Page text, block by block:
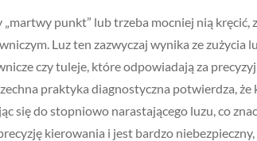
punkt” lub trzeba mocniej nią kręcić,
Luz ten zazwyczaj wynika ze zużycia
czy tuleje, które odpowiadają za
praktyka diagnostyczna potwierdza, że
się do stopniowo narastającego luzu, co
kierowania i jest bardzo niebezpieczny,